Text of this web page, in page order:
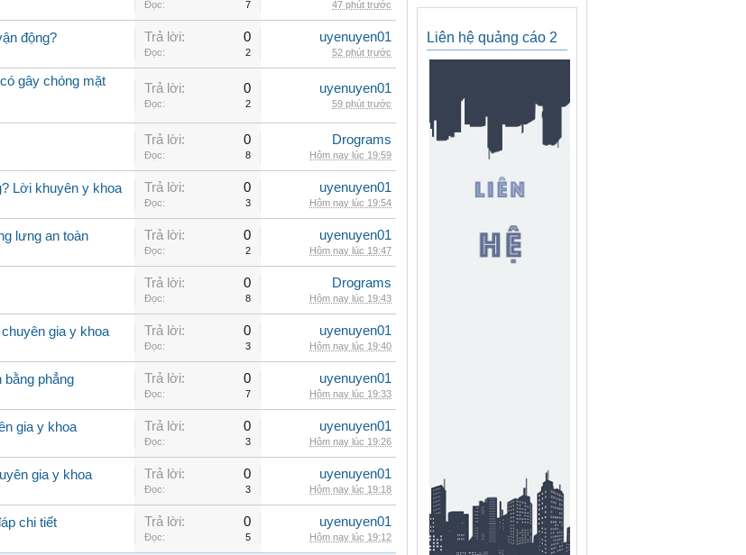
Đọc: 7 47 phút trước
động? Trả lời: 0
Đọc: 2
uyenuyen01
52 phút trước
gây chóng mặt
Trả lời: 0
Đọc: 2
uyenuyen01
59 phút trước
Trả lời: 0
Đọc: 8
Drograms
Hôm nay lúc 19:59
Lời khuyên y khoa Trả lời: 0
Đọc: 3
uyenuyen01
Hôm nay lúc 19:54
lưng an toàn Trả lời: 0
Đọc: 2
uyenuyen01
Hôm nay lúc 19:47
Trả lời: 0
Đọc: 8
Drograms
Hôm nay lúc 19:43
gia y khoa Trả lời: 0
Đọc: 3
uyenuyen01
Hôm nay lúc 19:40
phẳng Trả lời: 0
Đọc: 7
uyenuyen01
Hôm nay lúc 19:33
gia y khoa Trả lời: 0
Đọc: 3
uyenuyen01
Hôm nay lúc 19:26
gia y khoa Trả lời: 0
Đọc: 3
uyenuyen01
Hôm nay lúc 19:18
chi tiết Trả lời: 0
Đọc: 5
uyenuyen01
Hôm nay lúc 19:12
Liên hệ quảng cáo 2